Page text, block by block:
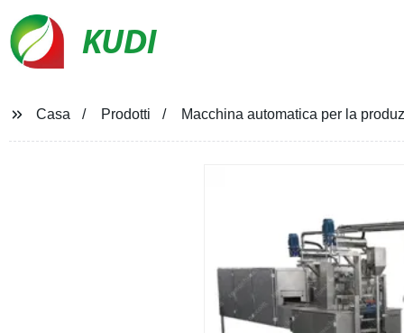
KUDI
Casa Prodotti Macchina automatica per la